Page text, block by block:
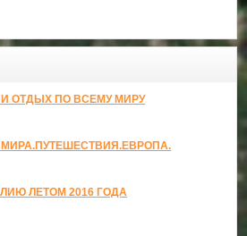
ОТДЫХ ПО ВСЕМУ МИРУ
ЛЕТОМ 2016 ГОДА